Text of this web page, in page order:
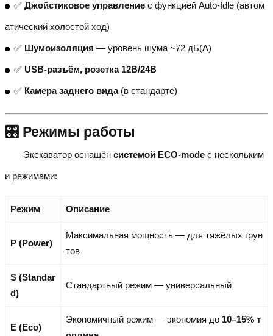
✅ Джойстиковое управление с функцией Auto-Idle (автом
атический холостой ход)
✅ Шумоизоляция — уровень шума ~72 дБ(А)
✅ USB-разъём, розетка 12В/24В
✅ Камера заднего вида(в стандарте)
🎛️ Режимы работы
Экскаватор оснащён системой ECO-mode с нескольким
и режимами:
Режим Описание
P (Power)
Максимальная мощность — для тяжёлых грун
тов
S (Standar
d)
Стандартный режим — универсальный
E (Eco)
Экономичный режим — экономия до 10–15% т